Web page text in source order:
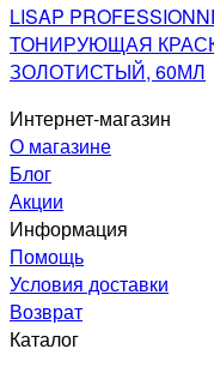
LISAP
ТОНИРУЮЩАЯ
ЗОЛОТИСТЫЙ, 60МЛ
Интернет-магазин
О магазине
Блог
Акции
Информация
Помощь
Условия доставки
Возврат
Каталог